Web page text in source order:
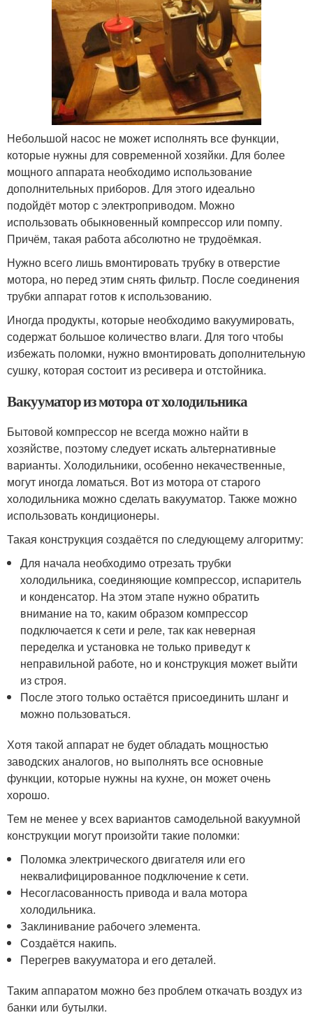
Небольшой насос не может исполнять все функции,
которые нужны для современной хозяйки. Для более
мощного аппарата необходимо использование
дополнительных приборов. Для этого идеально
подойдёт мотор с электроприводом. Можно
использовать обыкновенный компрессор или помпу.
Причём, такая работа абсолютно не трудоёмкая.
Нужно всего лишь вмонтировать трубку в отверстие
мотора, но перед этим снять фильтр. После соединения
трубки аппарат готов к использованию.
Иногда продукты, которые необходимо вакуумировать,
содержат большое количество влаги. Для того чтобы
избежать поломки, нужно вмонтировать дополнительную
сушку, которая состоит из ресивера и отстойника.
Вакууматор из мотора от холодильника
Бытовой компрессор не всегда можно найти в
хозяйстве, поэтому следует искать альтернативные
варианты. Холодильники, особенно некачественные,
могут иногда ломаться. Вот из мотора от старого
холодильника можно сделать вакууматор. Также можно
использовать кондиционеры.
Такая конструкция создаётся по следующему алгоритму:
Для начала необходимо отрезать трубки
холодильника, соединяющие компрессор, испаритель
и конденсатор. На этом этапе нужно обратить
внимание на то, каким образом компрессор
подключается к сети и реле, так как неверная
переделка и установка не только приведут к
неправильной работе, но и конструкция может выйти
из строя.
После этого только остаётся присоединить шланг и
можно пользоваться.
Хотя такой аппарат не будет обладать мощностью
заводских аналогов, но выполнять все основные
функции, которые нужны на кухне, он может очень
хорошо.
Тем не менее у всех вариантов самодельной вакуумной
конструкции могут произойти такие поломки:
Поломка электрического двигателя или его
неквалифицированное подключение к сети.
Несогласованность привода и вала мотора
холодильника.
Заклинивание рабочего элемента.
Создаётся накипь.
Перегрев вакууматора и его деталей.
Таким аппаратом можно без проблем откачать воздух из
банки или бутылки.